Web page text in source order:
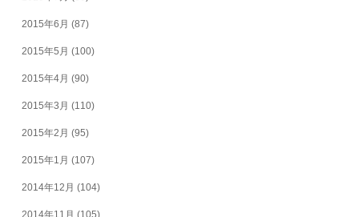
2015年6月 (87)
2015年5月 (100)
2015年4月 (90)
2015年3月 (110)
2015年2月 (95)
2015年1月 (107)
2014年12月 (104)
2014年11月 (105)